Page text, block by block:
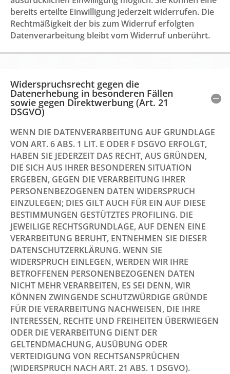
bereits erteilte Einwilligung jederzeit widerrufen. Die
Rechtmäßigkeit der bis zum Widerruf erfolgten
Datenverarbeitung bleibt vom Widerruf unberührt.
Widerspruchsrecht gegen die
Datenerhebung in besonderen Fällen
sowie gegen Direktwerbung (Art. 21
DSGVO)
WENN DIE DATENVERARBEITUNG AUF GRUNDLAGE
VON ART. 6 ABS. 1 LIT. E ODER F DSGVO ERFOLGT,
HABEN SIE JEDERZEIT DAS RECHT, AUS GRÜNDEN,
DIE SICH AUS IHRER BESONDEREN SITUATION
ERGEBEN, GEGEN DIE VERARBEITUNG IHRER
PERSONENBEZOGENEN DATEN WIDERSPRUCH
EINZULEGEN; DIES GILT AUCH FÜR EIN AUF DIESE
BESTIMMUNGEN GESTÜTZTES PROFILING. DIE
JEWEILIGE RECHTSGRUNDLAGE, AUF DENEN EINE
VERARBEITUNG BERUHT, ENTNEHMEN SIE DIESER
DATENSCHUTZERKLÄRUNG. WENN SIE
WIDERSPRUCH EINLEGEN, WERDEN WIR IHRE
BETROFFENEN PERSONENBEZOGENEN DATEN
NICHT MEHR VERARBEITEN, ES SEI DENN, WIR
KÖNNEN ZWINGENDE SCHUTZWÜRDIGE GRÜNDE
FÜR DIE VERARBEITUNG NACHWEISEN, DIE IHRE
INTERESSEN, RECHTE UND FREIHEITEN ÜBERWIEGEN
ODER DIE VERARBEITUNG DIENT DER
GELTENDMACHUNG, AUSÜBUNG ODER
VERTEIDIGUNG VON RECHTSANSPRÜCHEN
(WIDERSPRUCH NACH ART. 21 ABS. 1 DSGVO).